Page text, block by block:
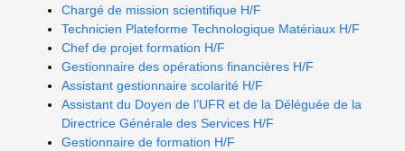
Chargé de mission scientifique H/F
Technicien Plateforme Technologique Matériaux H/F
Chef de projet formation H/F
Gestionnaire des opérations financières H/F
Assistant gestionnaire scolarité H/F
Assistant du Doyen de l’UFR et de la Déléguée de la
Directrice Générale des Services H/F
Gestionnaire de formation H/F